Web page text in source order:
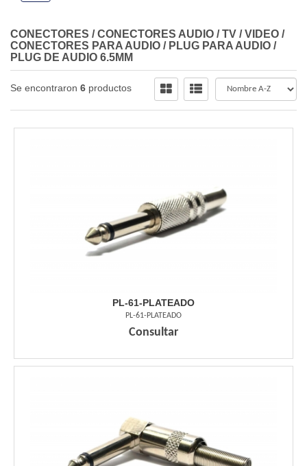
CONECTORES /CONECTORES AUDIO / TV / VIDEO /
CONECTORES PARA AUDIO / PLUG PARA AUDIO /
PLUG DE AUDIO 6.5MM
Se encontraron 6 productos
PL-61-PLATEADO
PL-61-PLATEADO
Consultar